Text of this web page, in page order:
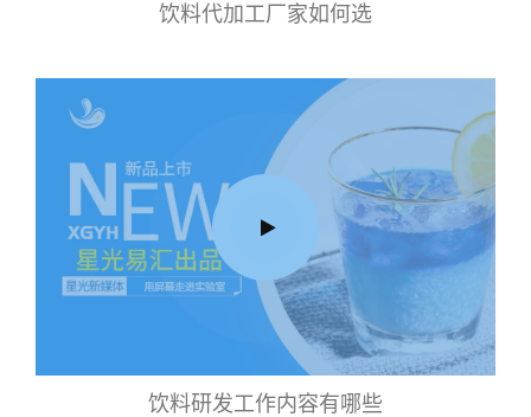
饮料代加工厂家如何选
饮料研发工作内容有哪些